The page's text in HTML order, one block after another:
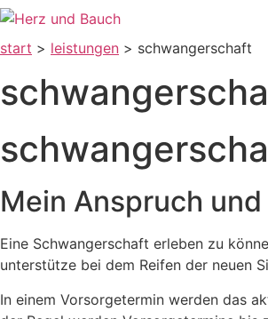
Zum
wechseln
start > leistungen > schwangerschaft
Mein Anspruch
Eine Schwangerschaft erleben zu
unterstütze bei dem Reifen der neuen
In einem Vorsorgetermin werden das